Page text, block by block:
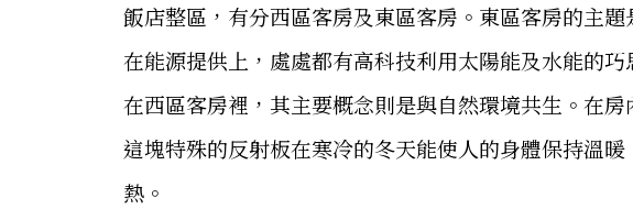
飯店整區，有分西區客房及東區客房。東區客房的主
在能源提供上，處處都有高科技利用太陽能及水能的巧
在西區客房裡，其主要概念則是與自然環境共生。在房
這塊特殊的反射板在寒冷的冬天能使人的身體保持溫
熱。